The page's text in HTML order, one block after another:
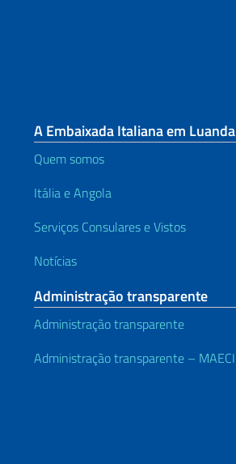
A Embaixada Italiana em Luanda
Quem somos
Itália e Angola
Serviços Consulares e Vistos
Notícias
Administração transparente
Administração transparente
Administração transparente – MAECI